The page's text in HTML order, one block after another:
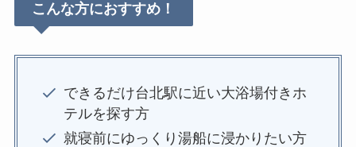
こんな方におすすめ！
できるだけ台北駅に近い大浴場付きホ
テルを探す方
就寝前にゆっくり湯船に浸かりたい方